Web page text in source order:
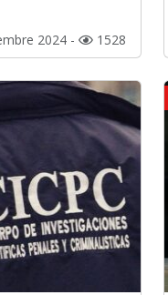
2024 - 1528